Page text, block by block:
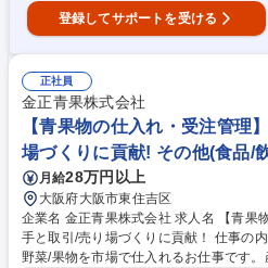
登録してサポートを受ける
正社員
金正青果株式会社
【青果物の仕入れ・受注管理
場づくりに貢献! その他(食品/
月給28万円以上
大阪府大阪市東住吉区
企業名 金正青果株式会社 求人名 【青果物の仕入れ・受注管理】水日休/大
手と取引/売り場づくりに貢献！ 仕事の内容 スーパーなどの量販店に並ぶ
野菜/果物を市場で仕入れるお仕事です